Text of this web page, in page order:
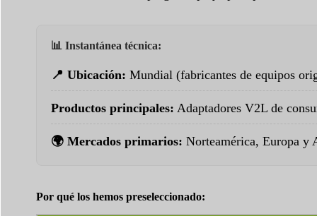
📊 Instantánea técnica:
📍 Ubicación: Mundial (fabricantes de equipos
Productos principales: Adaptadores V2L de
🌍 Mercados primarios: Norteamérica, Europa y
Por qué los hemos preseleccionado: